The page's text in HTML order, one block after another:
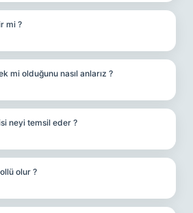
mi ?
mi olduğunu nasıl anlarız ?
neyi temsil eder ?
olur ?